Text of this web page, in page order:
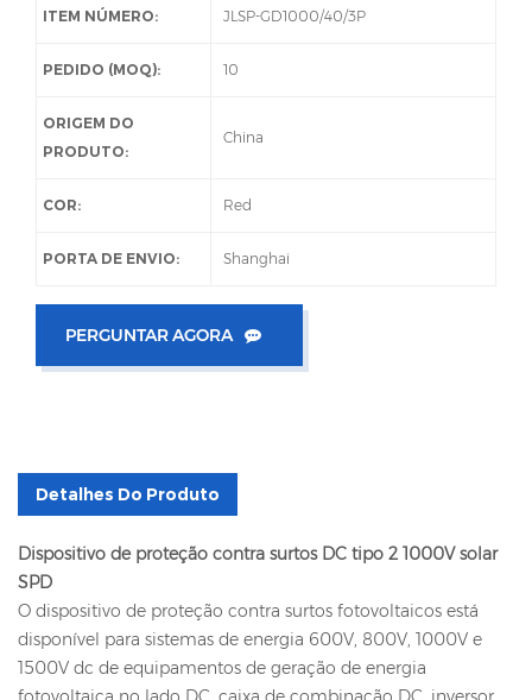
ITEM NÚMERO: JLSP-GD1000/40/3P
PEDIDO (MOQ): 10
ORIGEM DO
PRODUTO:
China
COR: Red
PORTA DE ENVIO: Shanghai
PERGUNTAR AGORA
Detalhes Do Produto
Dispositivo de proteção contra surtos DC tipo 2 1000V solar
SPD
O dispositivo de proteção contra surtos fotovoltaicos está
disponível para sistemas de energia 600V, 800V, 1000V e
1500V dc de equipamentos de geração de energia